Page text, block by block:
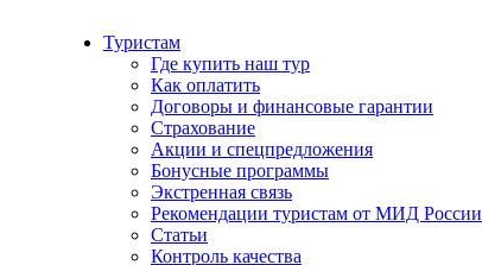
Туристам
Где купить наш тур
Как оплатить
Договоры и финансовые гарантии
Страхование
Акции и спецпредложения
Бонусные программы
Экстренная связь
Рекомендации туристам от МИД России
Статьи
Контроль качества